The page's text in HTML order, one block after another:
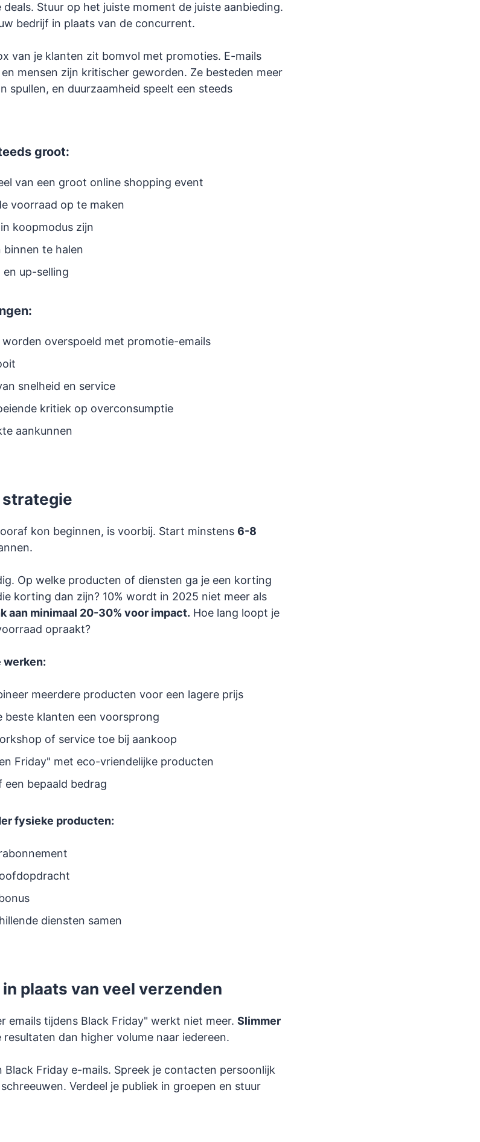
Stuur op het juiste moment de juiste aanbieding.
bedrijf in plaats van de concurrent.
van je klanten zit bomvol met promoties. E-mails
mensen zijn kritischer geworden. Ze besteden meer
spullen, en duurzaamheid speelt een steeds
groot:
van een groot online shopping event
voorraad op te maken
koopmodus zijn
binnen te halen
up-selling
worden overspoeld met promotie-emails
snelheid en service
kritiek op overconsumptie
aankunnen
strategie
kon beginnen, is voorbij. Start minstens 6-8
Op welke producten of diensten ga je een korting
korting dan zijn? 10% wordt in 2025 niet meer als
aan minimaal 20-30% voor impact. Hoe lang loopt je
opraakt?
werken:
meerdere producten voor een lagere prijs
beste klanten een voorsprong
of service toe bij aankoop
Friday" met eco-vriendelijke producten
een bepaald bedrag
fysieke producten:
diensten samen
plaats van veel verzenden
emails tijdens Black Friday" werkt niet meer. Slimmer
dan higher volume naar iedereen.
Friday e-mails. Spreek je contacten persoonlijk
Verdeel je publiek in groepen en stuur